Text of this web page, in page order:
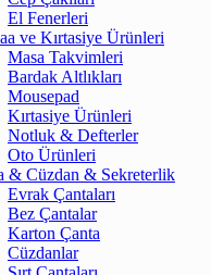
El Fenerleri
ve Kırtasiye Ürünleri
Masa Takvimleri
Bardak Altlıkları
Mousepad
Kırtasiye Ürünleri
Notluk & Defterler
Oto Ürünleri
& Cüzdan & Sekreterlik
Evrak Çantaları
Bez Çantalar
Karton Çanta
Cüzdanlar